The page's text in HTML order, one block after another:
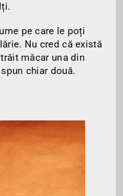
pe care le poți
Nu cred că există
măcar una din
chiar două.